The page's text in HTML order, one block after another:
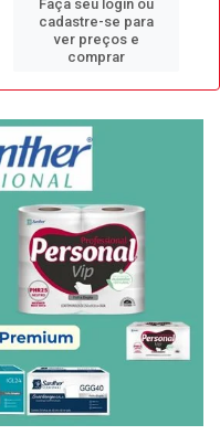
Faça seu login ou
cadastre-se para
ver preços e
comprar